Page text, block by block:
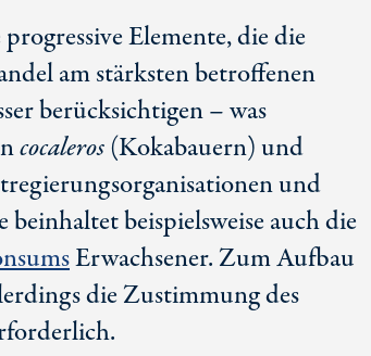
Elemente, die die
am stärksten betroffenen
berücksichtigen – was
cocaleros(Kokabauern) und
und
beispielsweise auch die
Erwachsener. Zum Aufbau
die Zustimmung des